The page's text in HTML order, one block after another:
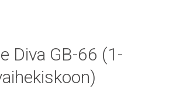
Diva GB-66 (1-